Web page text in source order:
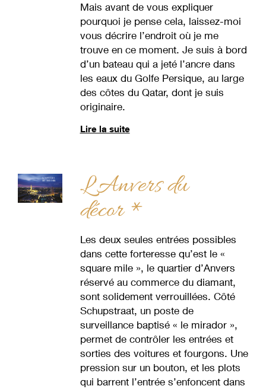
Mais avant de vous expliquer
pourquoi je pense cela, laissez-moi
vous décrire l’endroit où je me
trouve en ce moment. Je suis à bord
d’un bateau qui a jeté l’ancre dans
les eaux du Golfe Persique, au large
des côtes du Qatar, dont je suis
originaire.
Lire la suite
L'Anvers du
décor *
Les deux seules entrées possibles
dans cette forteresse qu’est le «
square mile », le quartier d’Anvers
réservé au commerce du diamant,
sont solidement verrouillées. Côté
Schupstraat, un poste de
surveillance baptisé « le mirador »,
permet de contrôler les entrées et
sorties des voitures et fourgons. Une
pression sur un bouton, et les plots
qui barrent l’entrée s’enfoncent dans